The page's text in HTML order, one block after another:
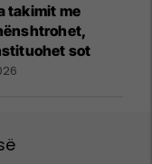
takimit me
sot